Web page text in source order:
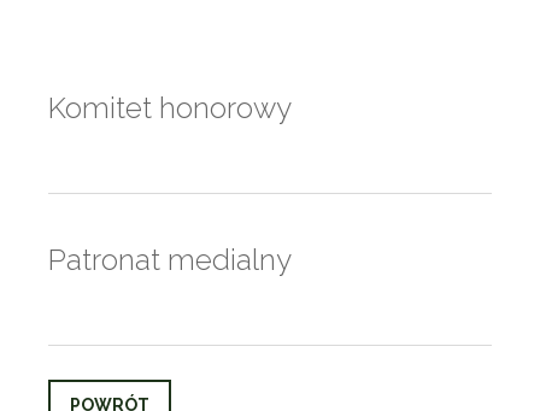
Komitet honorowy
Patronat medialny
POWRÓT